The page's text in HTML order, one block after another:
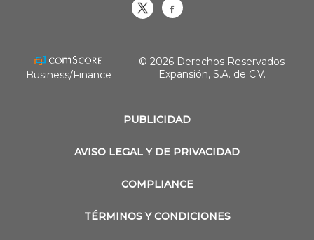
PUBLICIDAD
AVISO LEGAL Y DE PRIVACIDAD
COMPLIANCE
TÉRMINOS Y CONDICIONES
Business/Finance
© 2026 Derechos Reservados
Expansión, S.A. de C.V.